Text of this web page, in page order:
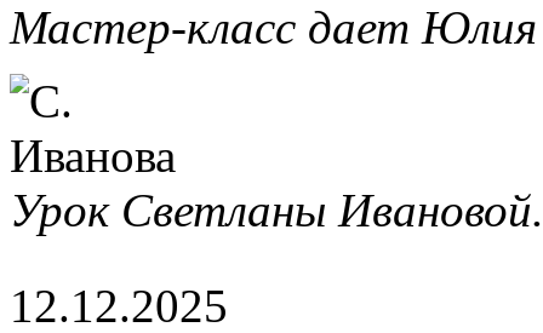
Мастер-класс дает Юлия
Урок Светланы Ивановой.
12.12.2025